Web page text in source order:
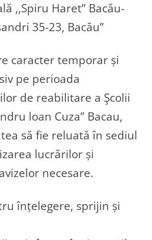
,,Spiru Haret” Bacău-
35-23, Bacău”
caracter temporar și
pe perioada
de reabilitare a Şcolii
loan Cuza” Bacau,
să fie reluată în sediul
lucrărilor și
necesare.
înțelegere, sprijin și